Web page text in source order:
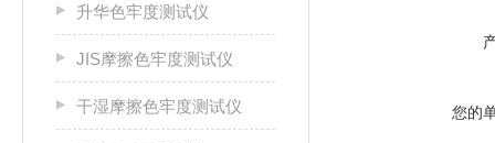
升华色牢度测试仪
JIS摩擦色牢度测试仪
干湿摩擦色牢度测试仪 您的